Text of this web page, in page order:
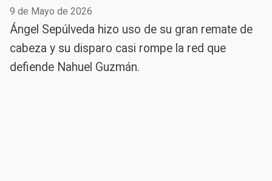
9 de Mayo de 2026
Ángel Sepúlveda hizo uso de su gran remate de
cabeza y su disparo casi rompe la red que
defiende Nahuel Guzmán.